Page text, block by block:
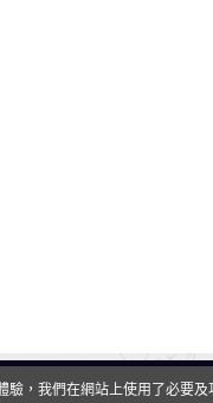
驗，我們在網站上使用了必要